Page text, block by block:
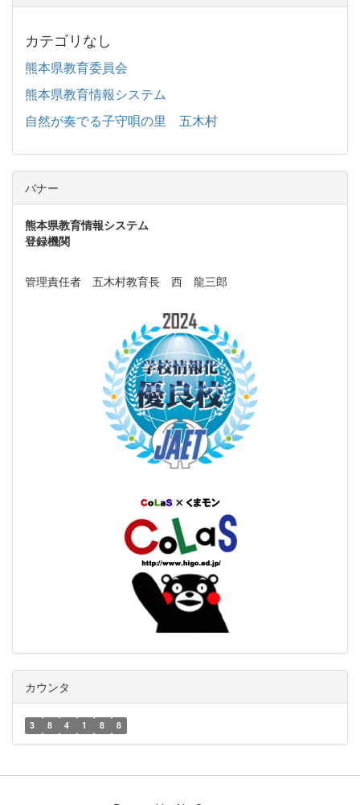
カテゴリなし
熊本県教育委員会
熊本県教育情報システム
自然が奏でる子守唄の里 五木村
バナー
熊本県教育情報システム
登録機関
管理責任者 五木村教育長 西 龍三郎
カウンタ
3 8 4 1 8 8